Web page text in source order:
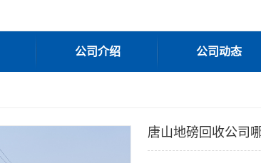
公司介绍 公司动态
唐山地磅回收公司